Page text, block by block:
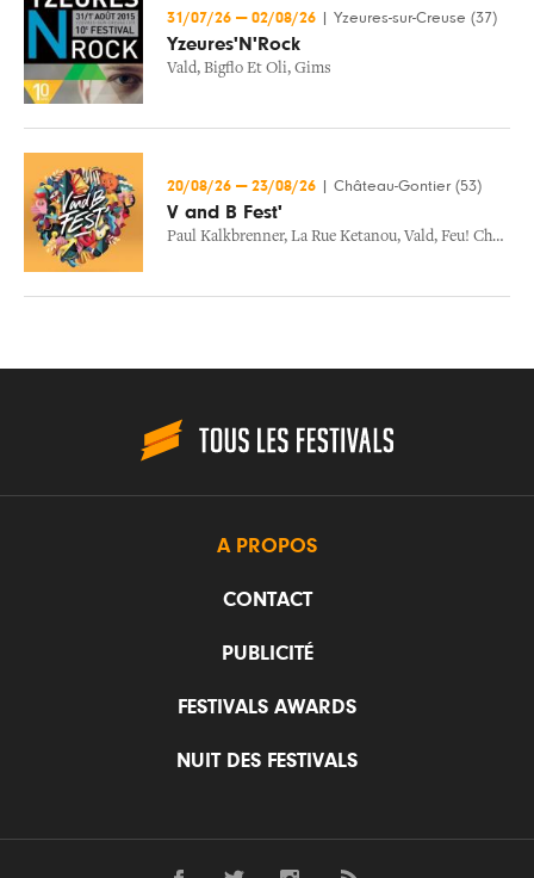
31/07/26 — 02/08/26 Yzeures-sur-Creuse (37)
Yzeures'N'Rock
Vald, Bigflo Et Oli, Gims
20/08/26 — 23/08/26 Château-Gontier (53)
V and B Fest'
Paul Kalkbrenner, La Rue Ketanou, Vald, Feu! Chatterton
A PROPOS
CONTACT
PUBLICITÉ
FESTIVALS AWARDS
NUIT DES FESTIVALS